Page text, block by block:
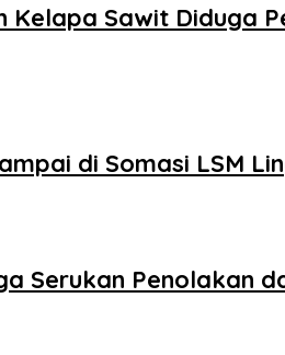
Sawit Diduga
di Somasi LSM
Serukan Penolakan